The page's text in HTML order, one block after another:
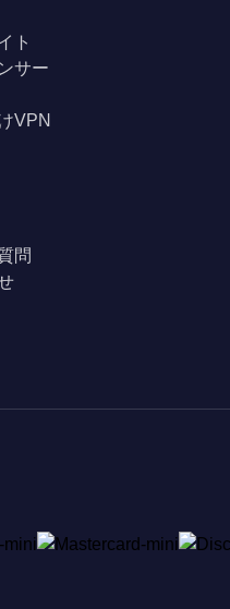
ト
サー
VPN
問